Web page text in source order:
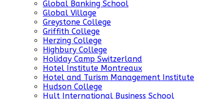
Global Banking School
Global Village
Greystone College
Griffith College
Herzing College
Highbury College
Holiday Camp Switzerland
Hotel Institute Montreaux
Hotel and Turism Management Institute
Hudson College
Hult International Business School